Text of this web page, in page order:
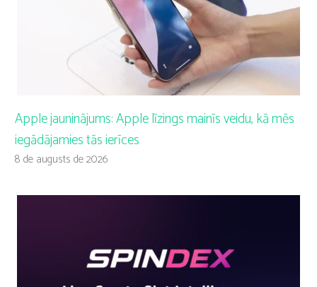
Apple jauninājums: Apple līzings mainīs veidu, kā mēs
iegādājamies tās ierīces
8 de augusts de 2026